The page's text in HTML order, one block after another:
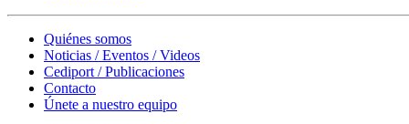
Quiénes somos
Noticias / Eventos / Videos
Cediport / Publicaciones
Contacto
Únete a nuestro equipo